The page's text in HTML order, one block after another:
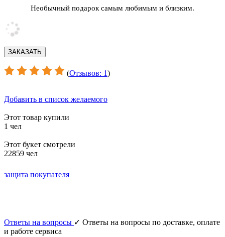
Необычный подарок самым любимым и близким.
(Отзывов: 1)
Добавить в список желаемого
Этот товар купили
1 чел
Этот букет смотрели
22859 чел
защита покупателя
Ответы на вопросы ✓ Ответы на вопросы по доставке, оплате
и работе сервиса